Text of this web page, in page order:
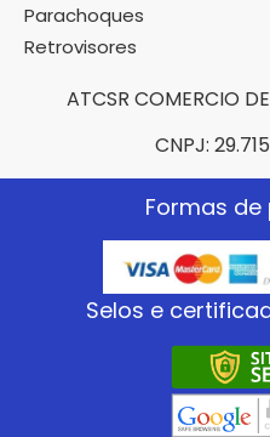
Parachoques
Retrovisores
ATCSR COMERCIO
CNPJ:
Formas
Selos e